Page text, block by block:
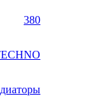
380